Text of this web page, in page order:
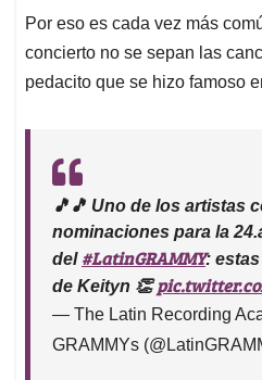
Por eso es cada vez más
concierto no se sepan las
pedacito que se hizo famoso
🎵🎵 Uno de los artistas
nominaciones para la
del #LatinGRAMMY:
de Keityn 👏
— The Latin Recording
GRAMMYs